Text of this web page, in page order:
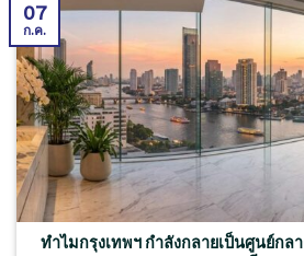
ทำไมกรุงเทพฯ กำลังกลายเป็นศูนย์กล
07
ก.ค.